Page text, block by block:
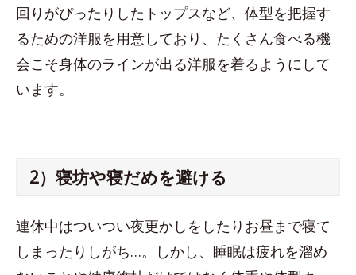
回りがぴったりしたトップスなど、体型を把握す
るための洋服を用意しており、たくさん食べる機
会こそ身体のラインが出る洋服を着るようにして
います。
2）寝坊や寝だめを避ける
連休中はついつい夜更かしをしたりお昼まで寝て
しまったりしがち…。しかし、睡眠は疲れを溜め